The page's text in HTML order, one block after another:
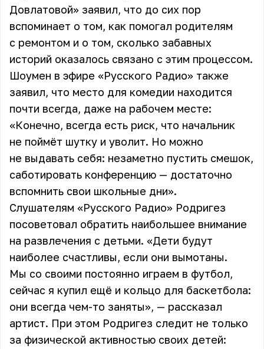
Довлатовой» заявил, что до сих пор
вспоминает о том, как помогал родителям
с ремонтом и о том, сколько забавных
историй оказалось связано с этим процессом.
Шоумен в эфире «Русского Радио» также
заявил, что место для комедии находится
почти всегда, даже на рабочем месте:
«Конечно, всегда есть риск, что начальник
не поймёт шутку и уволит. Но можно
не выдавать себя: незаметно пустить смешок,
саботировать конференцию — достаточно
вспомнить свои школьные дни».
Слушателям «Русского Радио» Родригез
посоветовал обратить наибольшее внимание
на развлечения с детьми. «Дети будут
наиболее счастливы, если они вымотаны.
Мы со своими постоянно играем в футбол,
сейчас я купил ещё и кольцо для баскетбола:
они всегда чем-то заняты», — рассказал
артист. При этом Родригез следит не только
за физической активностью своих детей: